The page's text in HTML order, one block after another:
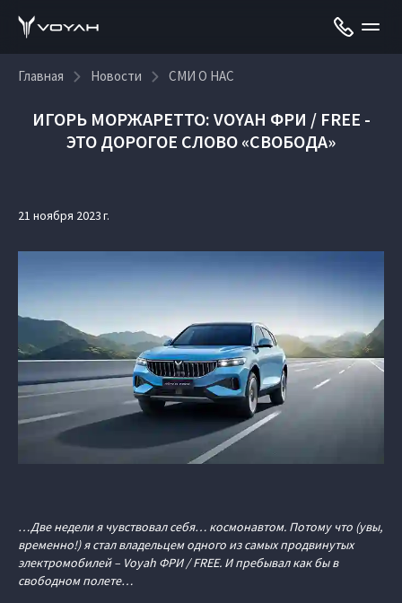
Главная Новости СМИ О НАС
ИГОРЬ МОРЖАРЕТТО: VOYAH ФРИ / FREE -
ЭТО ДОРОГОЕ СЛОВО «СВОБОДА»
21 ноября 2023 г.
…Две недели я чувствовал себя… космонавтом. Потому что (увы,
временно!) я стал владельцем одного из самых продвинутых
электромобилей – Voyah ФРИ / FREE. И пребывал как бы в
свободном полете…